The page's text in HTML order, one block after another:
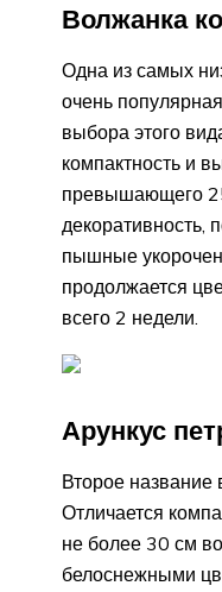
Волжанка
Одна из самых
очень
выбора этого
компактность и
превышающего
декоративность,
пышные
продолжается
всего 2 недели.
Арункус
Второе
Отличается
не более 30 см
белоснежными